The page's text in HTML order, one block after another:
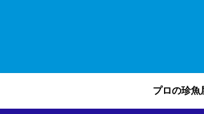
プロの珍魚